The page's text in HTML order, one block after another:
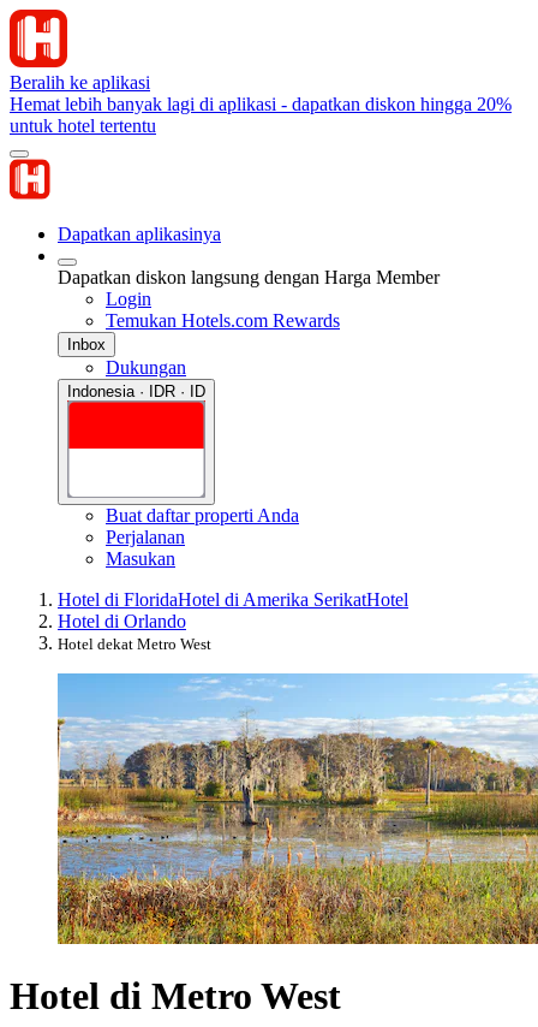
Beralih ke aplikasi
Hemat lebih banyak lagi di aplikasi - dapatkan diskon hingga 20%
untuk hotel tertentu
Dapatkan aplikasinya
Dapatkan diskon langsung dengan Harga Member
Login
Temukan Hotels.com Rewards
Inbox
Dukungan
Indonesia · IDR · ID
Buat daftar properti Anda
Perjalanan
Masukan
Hotel di FloridaHotel di Amerika SerikatHotel
Hotel di Orlando
Hotel dekat Metro West
Hotel di Metro West